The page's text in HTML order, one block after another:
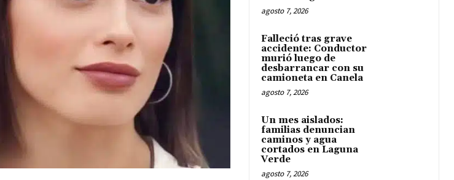
agosto 7, 2026
Falleció tras grave
accidente: Conductor
murió luego de
desbarrancar con su
camioneta en Canela
agosto 7, 2026
Un mes aislados:
familias denuncian
caminos y agua
cortados en Laguna
Verde
agosto 7, 2026